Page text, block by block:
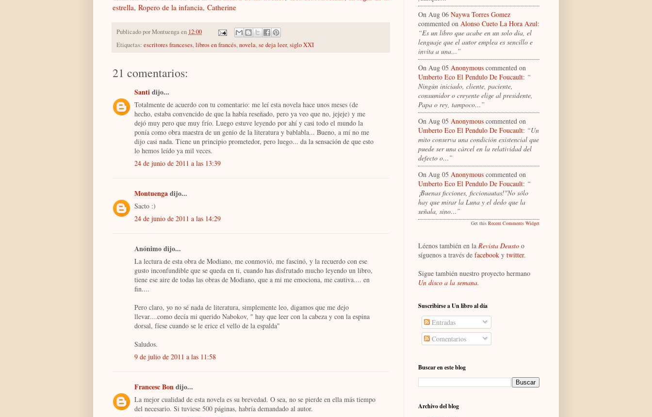
estrella, Ropero de la infancia, Catherine
Publicado porMontuengaen 12:00
Etiquetas: escritores franceses,libros en francés,novela,se deja leer,siglo XXI
21 comentarios:
Santidijo...
Totalmente de acuerdo con tu comentario: me leí esta novela hace unos meses (de
hecho, estaba convencido de que la había reseñado, pero ya veo que no, jejeje) y me
dejó muy pero que muy frío. Luego estuve leyendo por ahí y casi todo el mundo la
ponía como obra maestra de un genio de la literatura y bablabla... Bueno, a mí no me
dijo casi nada. Tiene un principio prometedor, pero luego... da la sensación de que esto
lo hemos leído ya mil veces.
24 de junio de 2011 a las 13:39
Montuengadijo...
Sacto :)
24 de junio de 2011 a las 14:29
Anónimo dijo...
La lectura de esta obra de Modiano, me conmovió, me fascinó, y la recuerdo con ese
gusto inconfundible que se queda en ti, cuando has disfrutado mucho leyendo un libro,
tiene ese aire de todas las obras de Modiano, que a mi me emociona, me cautiva.... en
fin....
Pero claro, yo no sé nada de literatura, simplemente leo, digamos que me dejo
llevar....como decía mi querido Nabokov, " hay que leer con la cabeza y con la espina
dorsal, fíese cuando se le erice el vello de la espalda"
Saludos.
9 de julio de 2011 a las 11:58
Francesc Bondijo...
La mejor cualidad de esta novela es su brevedad. O sea, no se pierde en ella más tiempo
del necesario. Si tuviese 500 páginas, habría demandado al autor.
On Aug 06 Naywa Torres Gomez
commented on Alonso Cueto La Hora Azul:
“Es un libro que acabe en un solo día, el
lenguaje que el autor emplea es sencillo e
invita a una…”
On Aug 05 Anonymous commented on
Umberto Eco El Pendulo De Foucault: “
Ningún iniciado, cliente, paciente,
consumidor o creyente elige al presidente,
Papa o rey, tampoco…”
On Aug 05 Anonymous commented on
Umberto Eco El Pendulo De Foucault: “Un
mito conserva una condición existencial que
puede ser una cárcel en la relatividad del
defecto o…”
On Aug 05 Anonymous commented on
Umberto Eco El Pendulo De Foucault: “
¡Buenas ficciones, ficcionautas!"No sólo
hay que mirar la Luna y el dedo que la
señala, sino…”
Get this Recent Comments Widget
Léenos también en la Revista Deusto o
síguenos a través de facebook y twitter.
Sigue también nuestro proyecto hermano
Un disco a la semana.
Suscribirse a Un libro al día
Entradas
Comentarios
Buscar en este blog
Archivo del blog